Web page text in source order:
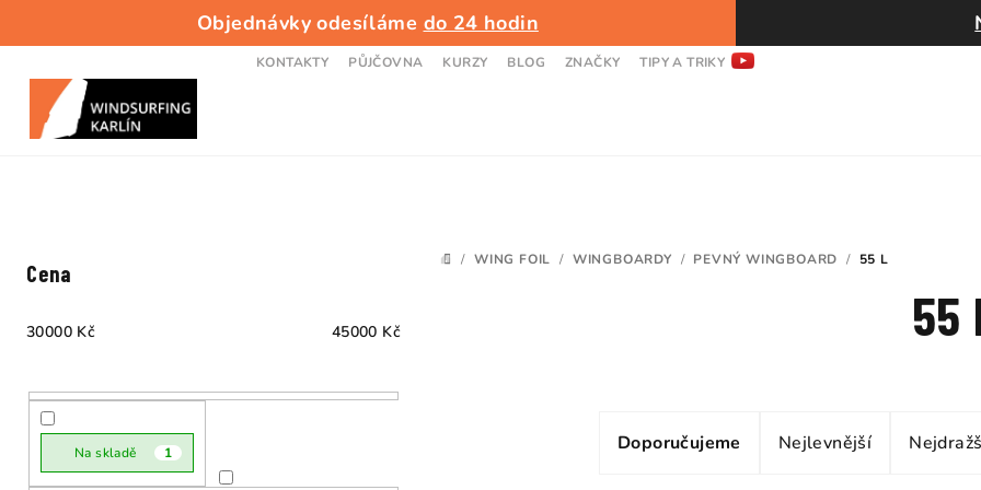
Objednávky odesíláme do 24 hodin
KONTAKTY PŮJČOVNA KURZY BLOG ZNAČKY TIPY A TRIKY
DOMŮ
/ WING FOIL / WINGBOARDY / PEVNÝ WINGBOARD / 55 L
Cena
30000 Kč 45000 Kč
Na skladě 1
55
Doporučujeme Nejlevnější